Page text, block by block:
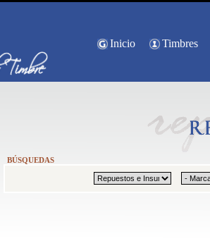
Inicio Timbres
BÚSQUEDAS